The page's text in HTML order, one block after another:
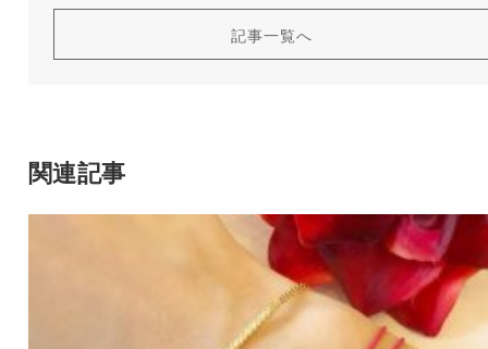
記事一覧へ
関連記事